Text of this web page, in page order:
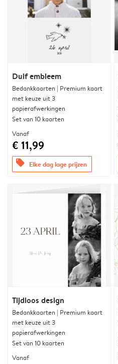
Duif embleem
Bedankkaarten | Premium kaart
met keuze uit 3
papierafwerkingen
Set van 10 kaarten
Vanaf
€ 11,99
offers Elke dag lage prijzen
Tijdloos design
Bedankkaarten | Premium kaart
met keuze uit 3
papierafwerkingen
Set van 10 kaarten
Vanaf